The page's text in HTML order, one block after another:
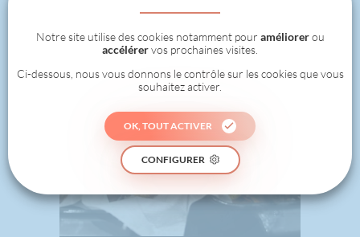
Notre site utilise des cookies notamment pour améliorerou
accélérervos prochaines visites.
Ci-dessous, nous vous donnons le contrôle sur les cookies que vous
souhaitez activer.
OK, TOUT ACTIVER
CONFIGURER